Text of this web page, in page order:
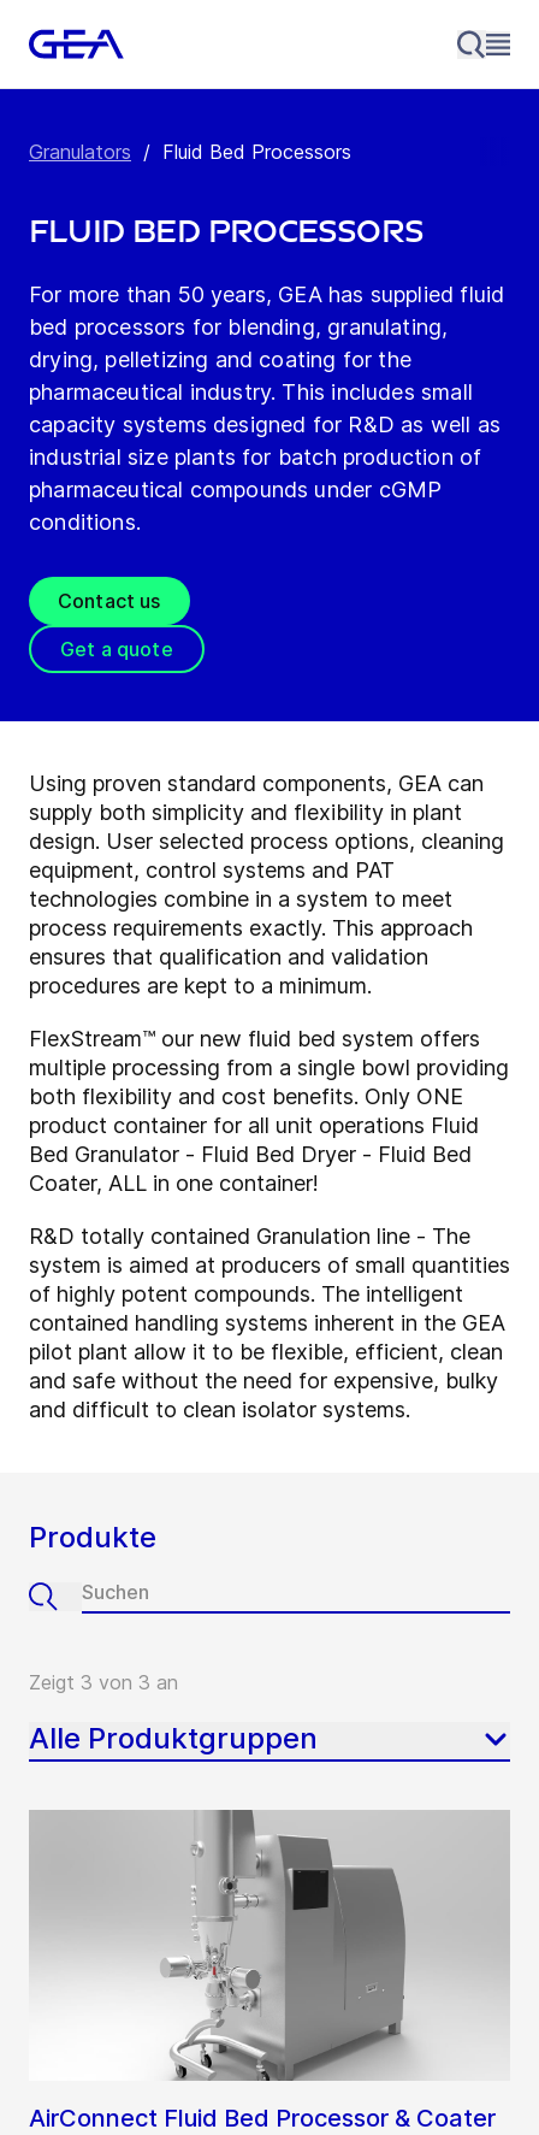
Granulators / Fluid Bed Processors
Fluid Bed Processors
For more than 50 years, GEA has supplied fluid
bed processors for blending, granulating,
drying, pelletizing and coating for the
pharmaceutical industry. This includes small
capacity systems designed for R&D as well as
industrial size plants for batch production of
pharmaceutical compounds under cGMP
conditions.
Contact us
Get a quote
Using proven standard components, GEA can
supply both simplicity and flexibility in plant
design. User selected process options, cleaning
equipment, control systems and PAT
technologies combine in a system to meet
process requirements exactly. This approach
ensures that qualification and validation
procedures are kept to a minimum.
FlexStream™ our new fluid bed system offers
multiple processing from a single bowl providing
both flexibility and cost benefits. Only ONE
product container for all unit operations Fluid
Bed Granulator - Fluid Bed Dryer - Fluid Bed
Coater, ALL in one container!
R&D totally contained Granulation line - The
system is aimed at producers of small quantities
of highly potent compounds. The intelligent
contained handling systems inherent in the GEA
pilot plant allow it to be flexible, efficient, clean
and safe without the need for expensive, bulky
and difficult to clean isolator systems.
Produkte
Zeigt 3 von 3 an
Alle Produktgruppen
AirConnect Fluid Bed Processor & Coater